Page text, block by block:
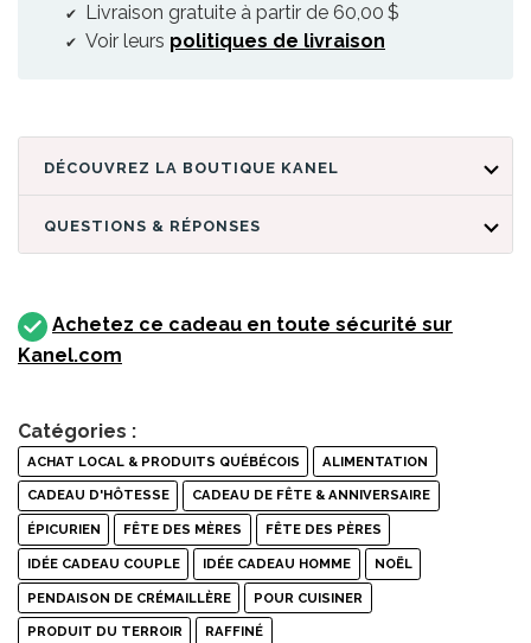
Livraison gratuite à partir de 60,00 $
Voir leurs politiques de livraison
DÉCOUVREZ LA BOUTIQUE KANEL
QUESTIONS & RÉPONSES
Achetez ce cadeau en toute sécurité sur
Kanel.com
Catégories :
ACHAT LOCAL & PRODUITS QUÉBÉCOIS ALIMENTATION
CADEAU D'HÔTESSE CADEAU DE FÊTE & ANNIVERSAIRE
ÉPICURIEN FÊTE DES MÈRES FÊTE DES PÈRES
IDÉE CADEAU COUPLE IDÉE CADEAU HOMME NOËL
PENDAISON DE CRÉMAILLÈRE POUR CUISINER
PRODUIT DU TERROIR RAFFINÉ